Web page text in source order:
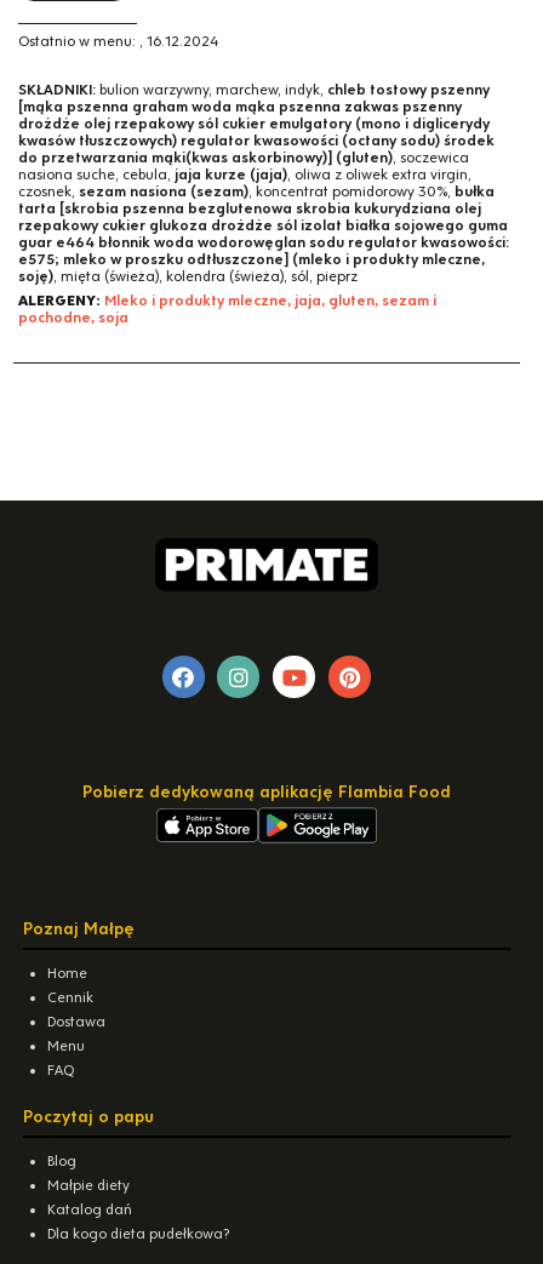
Ostatnio w menu: , 16.12.2024
SKŁADNIKI: bulion warzywny, marchew, indyk, chleb tostowy pszenny
[mąka pszenna graham woda mąka pszenna zakwas pszenny
drożdże olej rzepakowy sól cukier emulgatory (mono i diglicerydy
kwasów tłuszczowych) regulator kwasowości (octany sodu) środek
do przetwarzania mąki(kwas askorbinowy)] (gluten), soczewica
nasiona suche, cebula, jaja kurze (jaja), oliwa z oliwek extra virgin,
czosnek, sezam nasiona (sezam), koncentrat pomidorowy 30%, bułka
tarta [skrobia pszenna bezglutenowa skrobia kukurydziana olej
rzepakowy cukier glukoza drożdże sól izolat białka sojowego guma
guar e464 błonnik woda wodorowęglan sodu regulator kwasowości:
e575; mleko w proszku odtłuszczone] (mleko i produkty mleczne,
soję), mięta (świeża), kolendra (świeża), sól, pieprz
ALERGENY: Mleko i produkty mleczne, jaja, gluten, sezam i
pochodne, soja
Pobierz dedykowaną aplikację Flambia Food
Poznaj Małpę
Home
Cennik
Dostawa
Menu
FAQ
Poczytaj o papu
Blog
Małpie diety
Katalog dań
Dla kogo dieta pudełkowa?